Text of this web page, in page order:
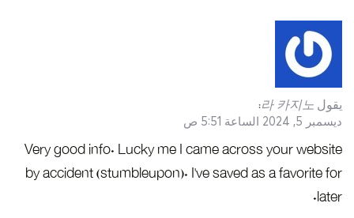
يقول 라 카지노
:
ديسمبر 5, 2024 الساعة 5:51 ص
Very good info. Lucky me I came across your website
by accident (stumbleupon). I’ve saved as a favorite for
later.